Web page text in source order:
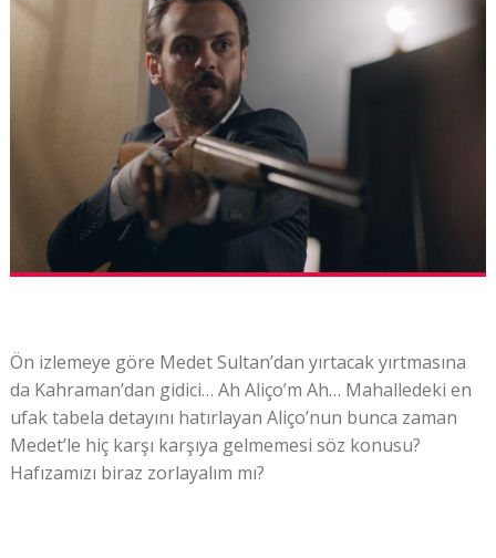
Ön izlemeye göre Medet Sultan’dan yırtacak yırtmasına
da Kahraman’dan gidici… Ah Aliço’m Ah… Mahalledeki en
ufak tabela detayını hatırlayan Aliço’nun bunca zaman
Medet’le hiç karşı karşıya gelmemesi söz konusu?
Hafızamızı biraz zorlayalım mı?